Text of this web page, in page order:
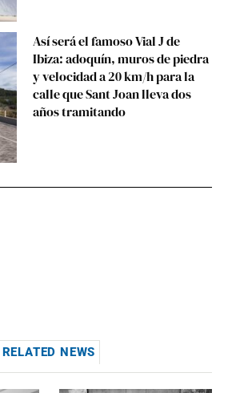
Así será el famoso Vial J de
Ibiza: adoquín, muros de piedra
y velocidad a 20 km/h para la
calle que Sant Joan lleva dos
años tramitando
RELATED NEWS